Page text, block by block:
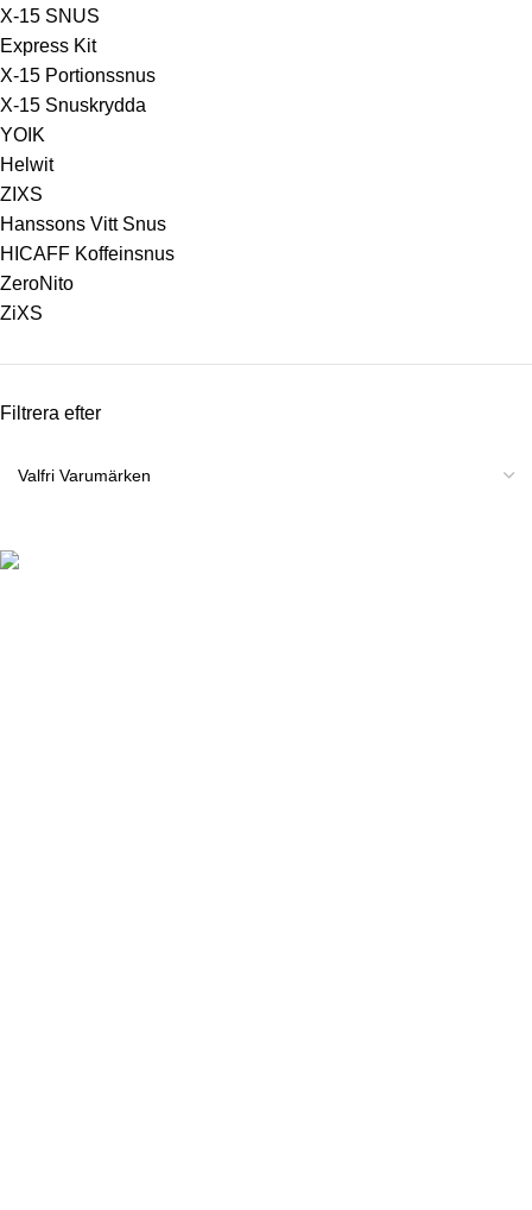
X-15 SNUS
Express Kit
X-15 Portionssnus
X-15 Snuskrydda
YOIK
Helwit
ZIXS
Hanssons Vitt Snus
HICAFF Koffeinsnus
ZeroNito
ZiXS
Filtrera efter